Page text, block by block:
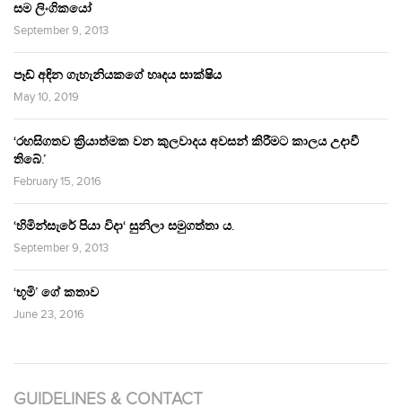
සම ලිංගිකයෝ
September 9, 2013
පෑඩ් අඳින ගැහැනියකගේ හෘදය සාක්ෂිය
May 10, 2019
‘රහසිගතව ක්‍රියාත්මක වන කුලවාදය අවසන් කිරීමට කාලය උදාවී
තිබේ.’
February 15, 2016
‘හිමින්සැරේ පියා විදා‘ සුනිලා සමුගත්තා ය.
September 9, 2013
‘භූමි’ ගේ කතාව
June 23, 2016
GUIDELINES & CONTACT